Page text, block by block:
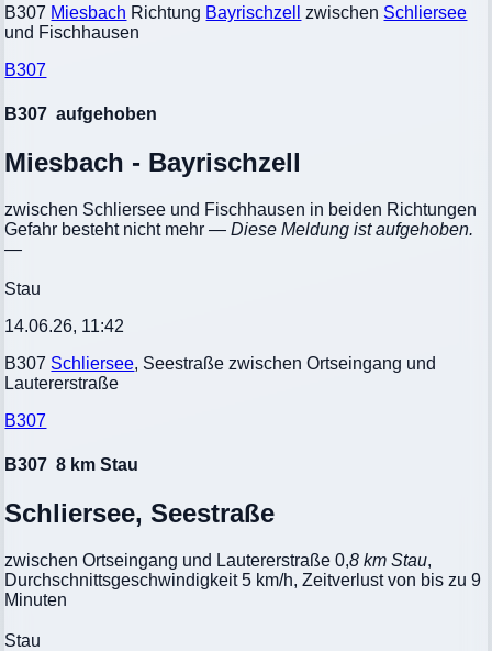
B307 Miesbach Richtung Bayrischzell zwischen Schliersee
und Fischhausen
B307
B307 aufgehoben
Miesbach - Bayrischzell
zwischen Schliersee und Fischhausen in beiden Richtungen
Gefahr besteht nicht mehr— Diese Meldung ist aufgehoben.
—
Stau
14.06.26, 11:42
B307 Schliersee, Seestraße zwischen Ortseingang und
Lautererstraße
B307
B307 8 km Stau
Schliersee, Seestraße
zwischen Ortseingang und Lautererstraße 0,8 km Stau,
Durchschnittsgeschwindigkeit 5 km/h, Zeitverlust von bis zu 9
Minuten
Stau